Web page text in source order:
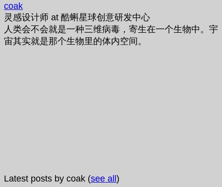
coak
灵感设计师 at 酷蝌星球创意研发中心
人类会不会就是一种三维病毒，寄生在一个生物中。宇
宙其实就是那个生物里的体内空间。
Latest posts by coak (see all)